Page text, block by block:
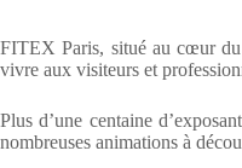
FITEX Paris, situé au cœur du
vivre aux visiteurs et
Plus d’une centaine
nombreuses animations à